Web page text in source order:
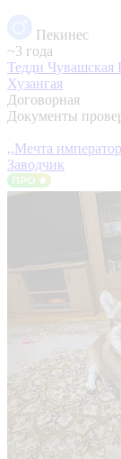
Пекинес
~3 года
Тедди Чувашская
Хузангая
Договорная
Документы
,,Мечта
Заводчик